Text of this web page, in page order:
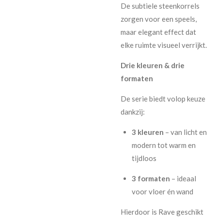
De subtiele steenkorrels
zorgen voor een speels,
maar elegant effect dat
elke ruimte visueel verrijkt.
Drie kleuren & drie
formaten
De serie biedt volop keuze
dankzij:
3 kleuren – van licht en
modern tot warm en
tijdloos
3 formaten – ideaal
voor vloer én wand
Hierdoor is Rave geschikt